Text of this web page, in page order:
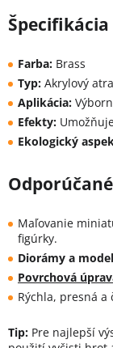
Farba: Brass
Typ: Akrylový
Aplikácia:
Efekty:
Ekologický
Maľovanie
figúrky.
Diorámy a
Povrchová
Rýchla, presná a
Tip: Pre najlepší